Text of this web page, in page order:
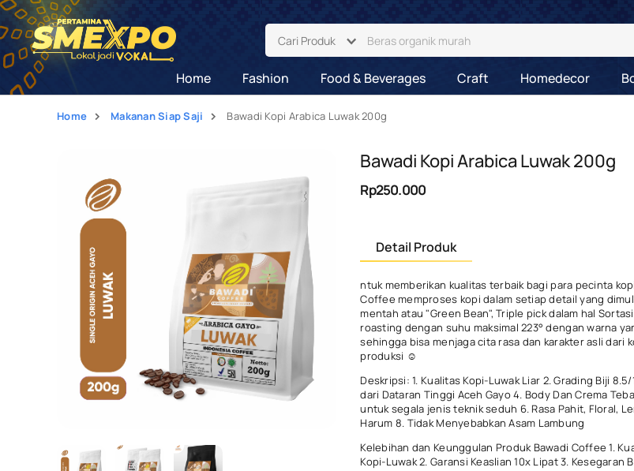
Cari Produk
Home Fashion Food & Beverages Craft Homedecor
Home Makanan Siap Saji Bawadi Kopi Arabica Luwak 200g
Bawadi Kopi Arabica Luwak 200g
Rp250.000
Detail Produk
ntuk memberikan kualitas terbaik bagi para pecinta
Coffee memproses kopi dalam setiap detail yang
mentah atau "Green Bean", Triple pick dalam hal
roasting dengan suhu maksimal 223° dengan warna
sehingga bisa menjaga cita rasa dan karakter asli dari
produksi ☺
Deskripsi: 1. Kualitas Kopi-Luwak Liar 2. Grading Biji
dari Dataran Tinggi Aceh Gayo 4. Body Dan Crema
untuk segala jenis teknik seduh 6. Rasa Pahit, Floral,
Harum 8. Tidak Menyebabkan Asam Lambung
Kelebihan dan Keunggulan Produk Bawadi Coffee 1.
Kopi-Luwak 2. Garansi Keaslian 10x Lipat 3. Kesegaran